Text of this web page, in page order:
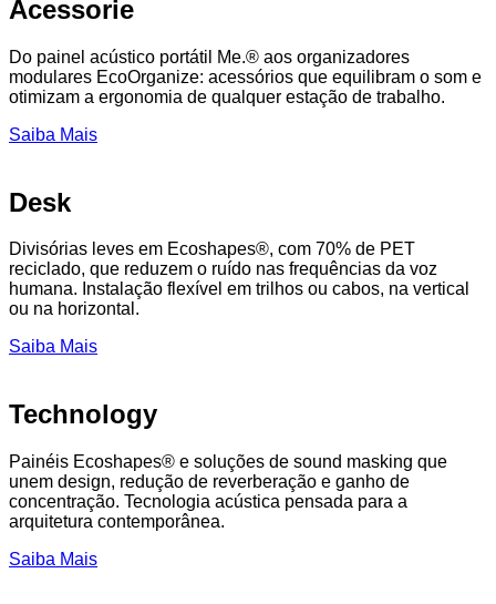
Acessorie
Do painel acústico portátil Me.® aos organizadores
modulares EcoOrganize: acessórios que equilibram o som e
otimizam a ergonomia de qualquer estação de trabalho.
Saiba Mais
Desk
Divisórias leves em Ecoshapes®, com 70% de PET
reciclado, que reduzem o ruído nas frequências da voz
humana. Instalação flexível em trilhos ou cabos, na vertical
ou na horizontal.
Saiba Mais
Technology
Painéis Ecoshapes® e soluções de sound masking que
unem design, redução de reverberação e ganho de
concentração. Tecnologia acústica pensada para a
arquitetura contemporânea.
Saiba Mais